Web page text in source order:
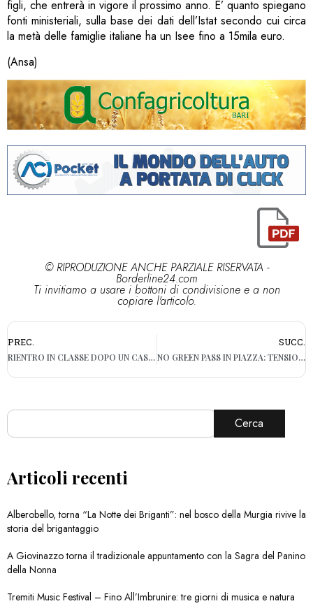
figli, che entrerà in vigore il prossimo anno. E’ quanto spiegano
fonti ministeriali, sulla base dei dati dell’Istat secondo cui circa
la metà delle famiglie italiane ha un Isee fino a 15mila euro.
(Ansa)
© RIPRODUZIONE ANCHE PARZIALE RISERVATA -
Borderline24.com
Ti invitiamo a usare i bottoni di condivisione e a non
copiare l'articolo.
PREC.
RIENTRO IN CLASSE DOPO UN CASO POSITIVO, IL MINISTERO: “TEMPI DIVERSI PER INFANZIA E ALTRI ORDINI DI SCUOLA”
SUCC.
NO GREEN PASS IN PIAZZA: TENSIONI A MILANO E TRIESTE
Cerca
Articoli recenti
Alberobello, torna “La Notte dei Briganti”: nel bosco della Murgia rivive la
storia del brigantaggio
A Giovinazzo torna il tradizionale appuntamento con la Sagra del Panino
della Nonna
Tremiti Music Festival – Fino All’Imbrunire: tre giorni di musica e natura